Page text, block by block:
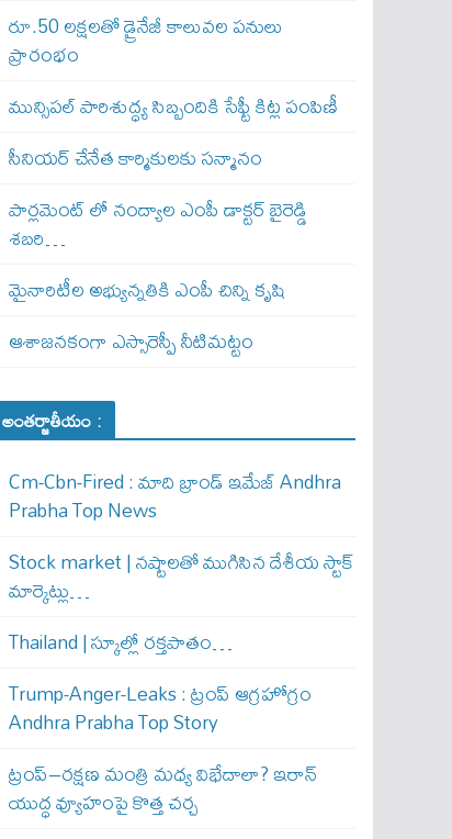
రూ.50 లక్షలతో డ్రైనేజీ కాలువల పనులు
ప్రారంభం
మున్సిపల్ పారిశుద్ధ్య సిబ్బందికి సేఫ్టీ కిట్ల పంపిణీ
సీనియర్ చేనేత కార్మికులకు సన్మానం
పార్లమెంట్ లో నంద్యాల ఎంపీ డాక్టర్ బైరెడ్డి
శబరి…
మైనారిటీల అభ్యున్నతికి ఎంపీ చిన్ని కృషి
ఆశాజనకంగా ఎస్సారెస్పీ నీటిమట్టం
అంతర్జాతీయం :
Cm-Cbn-Fired : మాది బ్రాండ్ ఇమేజ్ Andhra
Prabha Top News
Stock market | నష్టాలతో ముగిసిన దేశీయ స్టాక్
మార్కెట్లు…
Thailand | స్కూల్లో రక్తపాతం…
Trump-Anger-Leaks : ట్రంప్ ఆగ్ర‌హోగ్రం
Andhra Prabha Top Story
ట్రంప్–రక్షణ మంత్రి మధ్య విభేదాలా? ఇరాన్
యుద్ధ వ్యూహంపై కొత్త చర్చ